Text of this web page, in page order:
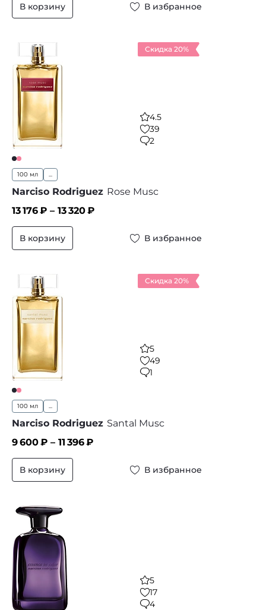
В корзину В избранное
Скидка 20%
4.5
39
2
100 мл ...
Narciso Rodriguez Rose Musc
13 176₽ – 13 320₽
В корзину В избранное
Скидка 20%
5
49
1
100 мл ...
Narciso Rodriguez Santal Musc
9 600₽ – 11 396₽
В корзину В избранное
5
17
4